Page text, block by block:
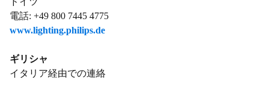
電話: +49 800 7445 4775
www.lighting.philips.de
ギリシャ
イタリア経由での連絡